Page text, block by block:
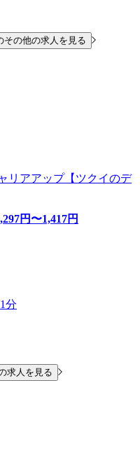
その他の求人を見る
リアアップ【ツクイのデ
円〜1,417円
分
求人を見る